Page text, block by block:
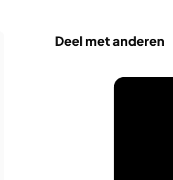
Deel met anderen